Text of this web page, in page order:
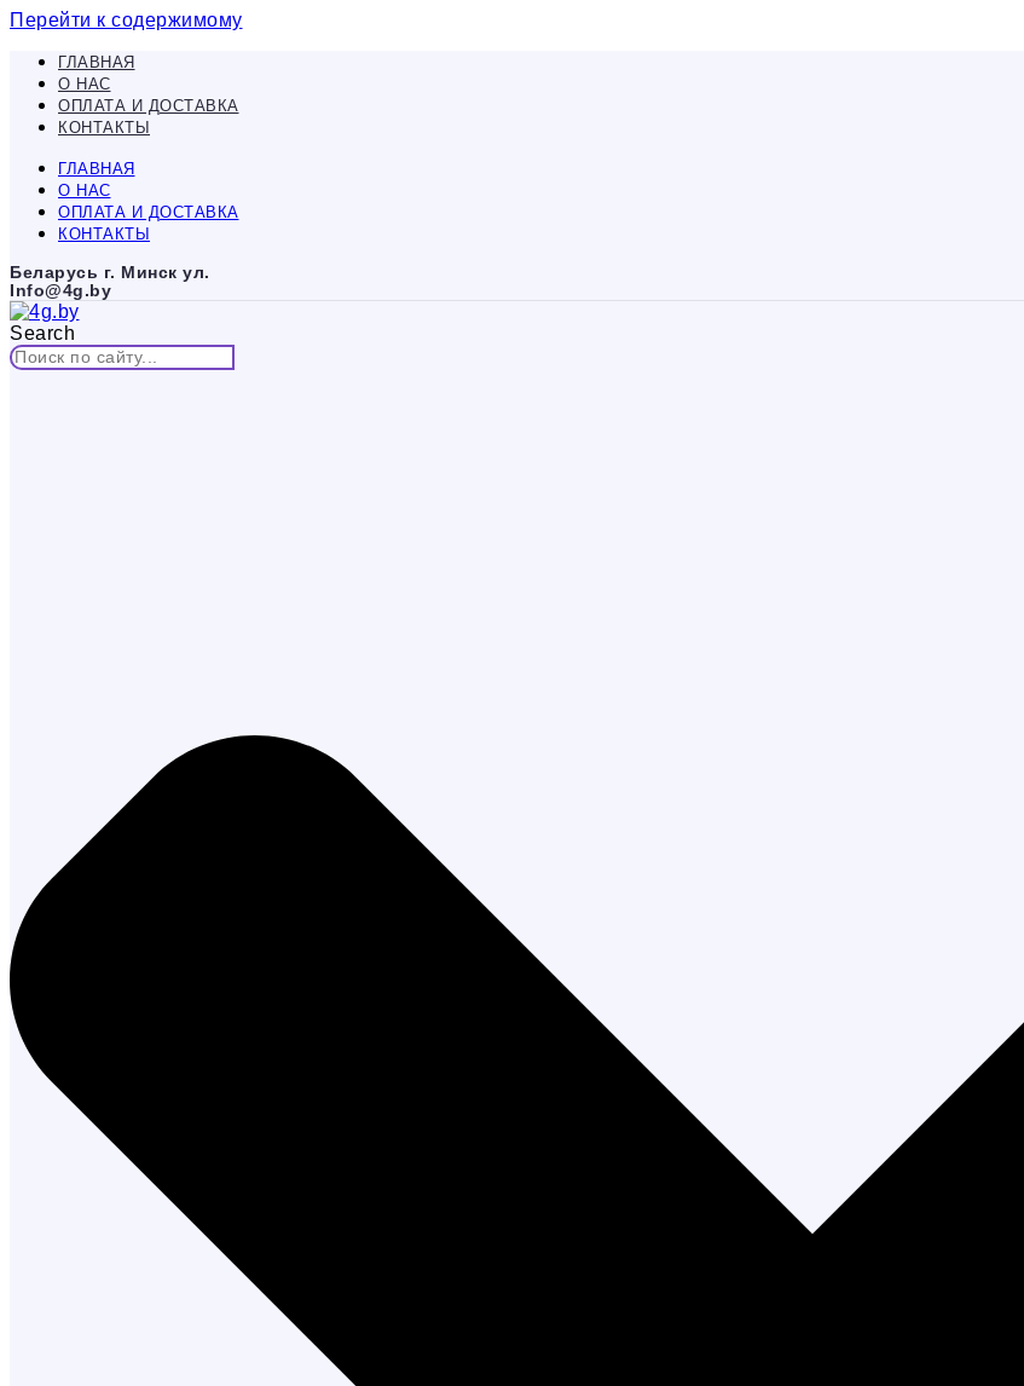
Перейти к содержимому
ГЛАВНАЯ
О НАС
ОПЛАТА И ДОСТАВКА
КОНТАКТЫ
ГЛАВНАЯ
О НАС
ОПЛАТА И ДОСТАВКА
КОНТАКТЫ
Беларусь г. Минск ул.
Info@4g.by
Search